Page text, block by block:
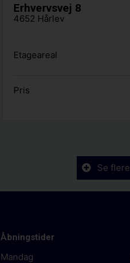
Erhvervsvej 8
4652 Hårlev
Etageareal
Pris
Se flere
Åbningstider
Mandag